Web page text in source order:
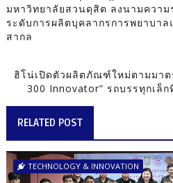
มหาวิทยาลัยสวนดุสิต ลงนามความ
ระดับการผลิตบุคลากรการพยาบา
สากล
ฮิโน่เปิดตัวผลิตภัณฑ์ใหม่ตามมาต
300 Innovator” รถบรรทุกเล็
RELATED POST
TECHNOLOGY & INNOVATION